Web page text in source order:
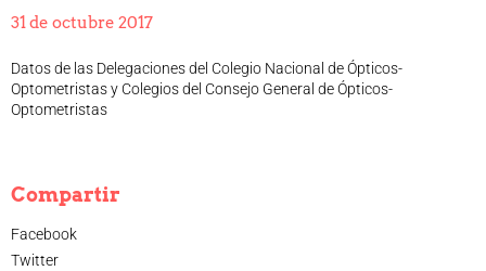
Profesionales
Precolegiación
Empleo
Legislación
Ventajas
Canal ético
31 de octubre 2017
Datos de las Delegaciones del Colegio Nacional de Ópticos-
Optometristas y Colegios del Consejo General de Ópticos-
Optometristas
Compartir
Facebook
Twitter